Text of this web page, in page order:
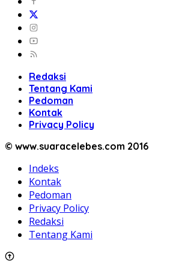
Redaksi
Tentang Kami
Pedoman
Kontak
Privacy Policy
© www.suaracelebes.com 2016
Indeks
Kontak
Pedoman
Privacy Policy
Redaksi
Tentang Kami